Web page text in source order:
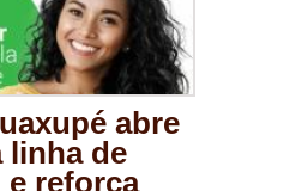
abre
linha de
reforça